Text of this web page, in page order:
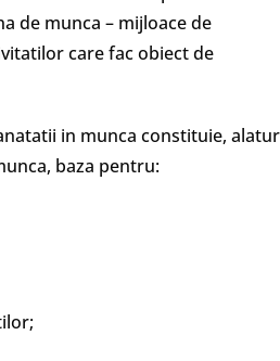
de munca – mijloace de
care fac obiect de
in munca constituie,
baza pentru: